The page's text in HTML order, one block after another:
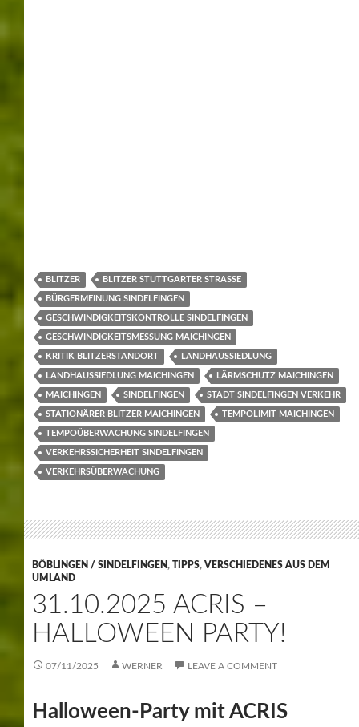
BLITZER BLITZER STUTTGARTER STRASSE
BÜRGERMEINUNG SINDELFINGEN
GESCHWINDIGKEITSKONTROLLE SINDELFINGEN
GESCHWINDIGKEITSMESSUNG MAICHINGEN
KRITIK BLITZERSTANDORT LANDHAUSSIEDLUNG
LANDHAUSSIEDLUNG MAICHINGEN LÄRMSCHUTZ MAICHINGEN
MAICHINGEN SINDELFINGEN STADT SINDELFINGEN VERKEHR
STATIONÄRER BLITZER MAICHINGEN TEMPOLIMIT MAICHINGEN
TEMPOÜBERWACHUNG SINDELFINGEN
VERKEHRSSICHERHEIT SINDELFINGEN
VERKEHRSÜBERWACHUNG
BÖBLINGEN / SINDELFINGEN, TIPPS, VERSCHIEDENES AUS DEM
UMLAND
31.10.2025 ACRIS –
HALLOWEEN PARTY!
07/11/2025 WERNER LEAVE A COMMENT
Halloween-Party mit ACRIS